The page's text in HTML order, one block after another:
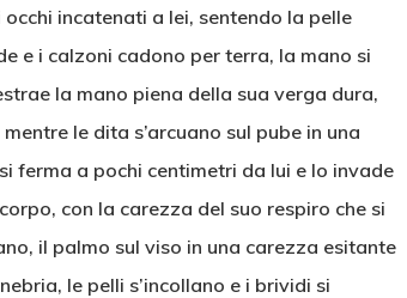
incatenati a lei, sentendo la pelle
e i calzoni cadono per terra, la mano si
la mano piena della sua verga dura,
le dita s’arcuano sul pube in una
ferma a pochi centimetri da lui e lo invade
con la carezza del suo respiro che si
il palmo sul viso in una carezza esitante
le pelli s’incollano e i brividi si